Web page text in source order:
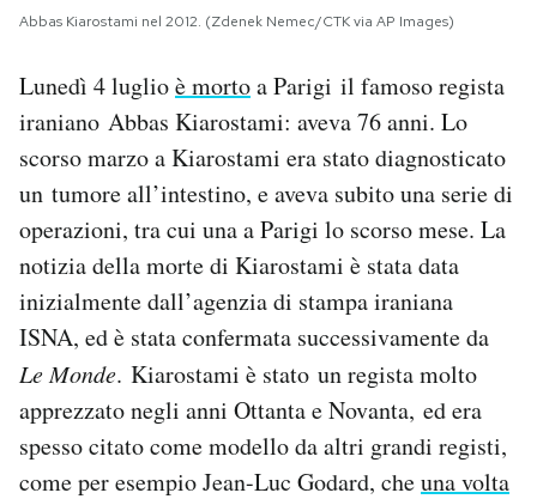
I MIEI PREFERITI
SHOP
CALENDARIO
AREA PERSONALE
Newsletter
Notifiche mobile
Regala il Post
Hai bisogno di aiuto?
Esci
Abbas Kiarostami nel 2012. (Zdenek Nemec/CTK via AP Images)
Lunedì 4 luglioè mortoa Parigi il famoso regista
iraniano Abbas Kiarostami: aveva 76 anni. Lo
scorso marzo a Kiarostami era stato diagnosticato
un tumore all’intestino, e aveva subito una serie di
operazioni, tra cui una a Parigi lo scorso mese. La
notizia della morte di Kiarostami è stata data
inizialmente dall’agenzia di stampa iraniana
ISNA, ed è stata confermata successivamente da
Le Monde. Kiarostami è stato un regista molto
apprezzato negli anni Ottanta e Novanta, ed era
spesso citato come modello da altri grandi registi,
come per esempio Jean-Luc Godard, cheuna volta